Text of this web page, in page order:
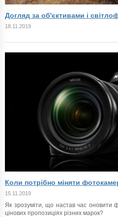
Догляд за об'єктивами і
18.11.2019
Коли потрібно міняти
15.11.2019
Як зрозуміти, що настав час оновити
цінових пропозиціях різних марок?